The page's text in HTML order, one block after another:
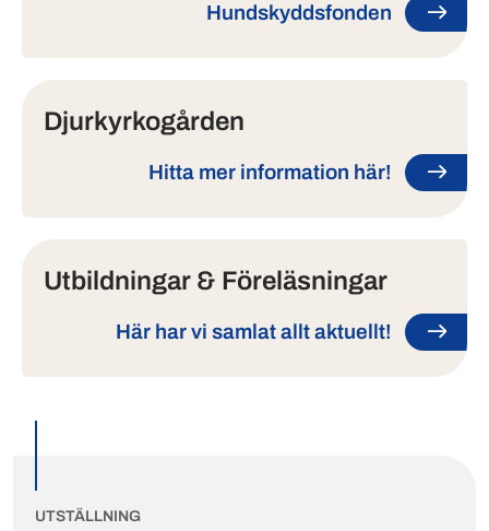
Hundskyddsfonden
Djurkyrkogården
Hitta mer information här!
Utbildningar & Föreläsningar
Här har vi samlat allt aktuellt!
UTSTÄLLNING